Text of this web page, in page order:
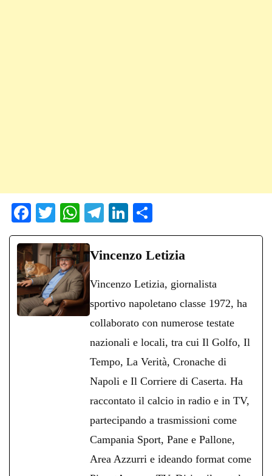
Fa
ce
bo
ok
T
wi
tte
r
W
ha
ts
A
pp
Te
le
gr
m
Li
nk
ed
on
di
di
Vincenzo Letizia
Vincenzo Letizia, giornalista
sportivo napoletano classe 1972, ha
collaborato con numerose testate
nazionali e locali, tra cui Il Golfo, Il
Tempo, La Verità, Cronache di
Napoli e Il Corriere di Caserta. Ha
raccontato il calcio in radio e in TV,
partecipando a trasmissioni come
Campania Sport, Pane e Pallone,
Area Azzurri e ideando format come